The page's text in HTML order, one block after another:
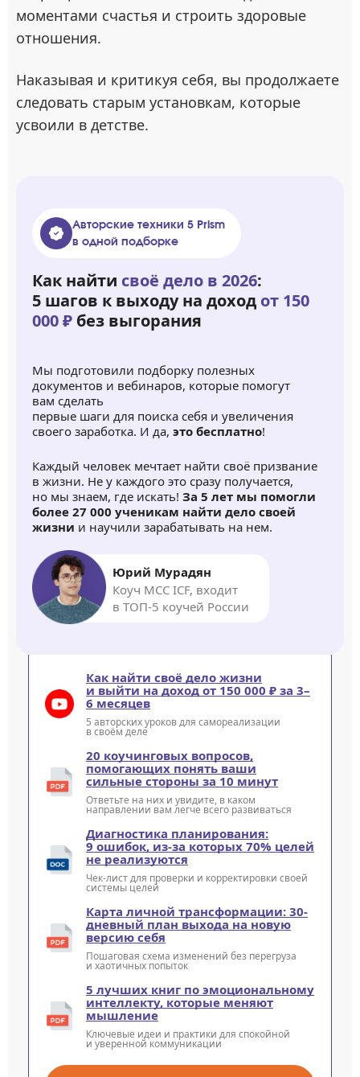
моментами счастья и строить здоровые
отношения.
Наказывая и критикуя себя, вы продолжаете
следовать старым установкам, которые
усвоили в детстве.
Авторские техники 5 Prism
в одной подборке
Как найти своё дело в 2026:
5 шагов к выходу на доход от 150
000 ₽ без выгорания
Мы подготовили подборку полезных
документов и вебинаров, которые помогут
вам сделать
первые шаги для поиска себя и увеличения
своего заработка. И да, это бесплатно!
Каждый человек мечтает найти своё призвание
в жизни. Не у каждого это сразу получается,
но мы знаем, где искать! За 5 лет мы помогли
более 27 000 ученикам найти дело своей
жизни и научили зарабатывать на нем.
Юрий Мурадян
Коуч MCC ICF, входит
в ТОП-5 коучей России
Как найти своё дело жизни
и выйти на доход от 150 000 ₽ за 3–
6 месяцев
5 авторских уроков для самореализации
в своём деле
20 коучинговых вопросов,
помогающих понять ваши
сильные стороны за 10 минут
Ответьте на них и увидите, в каком
направлении вам легче всего развиваться
Диагностика планирования:
9 ошибок, из-за которых 70% целей
не реализуются
Чек-лист для проверки и корректировки своей
системы целей
Карта личной трансформации: 30-
дневный план выхода на новую
версию себя
Пошаговая схема изменений без перегруза
и хаотичных попыток
5 лучших книг по эмоциональному
интеллекту, которые меняют
мышление
Ключевые идеи и практики для спокойной
и уверенной коммуникации